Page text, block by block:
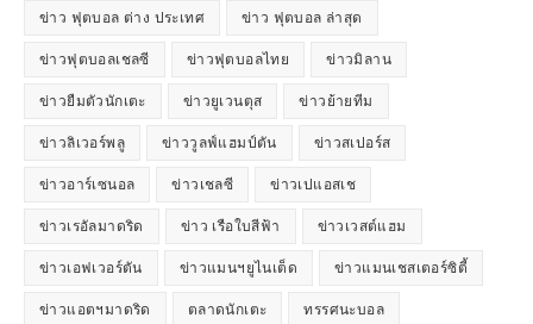
ข่าว ฟุตบอล ต่าง ประเทศ ข่าว ฟุตบอล ล่าสุด
ข่าวฟุตบอลเชลซี ข่าวฟุตบอลไทย ข่าวมิลาน
ข่าวยืมตัวนักเตะ ข่าวยูเวนตุส ข่าวย้ายทีม
ข่าวลิเวอร์พลู ข่าววูลฟ์แฮมป์ตัน ข่าวสเปอร์ส
ข่าวอาร์เซนอล ข่าวเชลซี ข่าวเปแอสเช
ข่าวเรอัลมาดริด ข่าว เรือใบสีฟ้า ข่าวเวสต์แฮม
ข่าวเอฟเวอร์ตัน ข่าวแมนฯยูไนเต็ด ข่าวแมนเชสเตอร์ซิตี้
ข่าวแอตฯมาดริด ตลาดนักเตะ ทรรศนะบอล